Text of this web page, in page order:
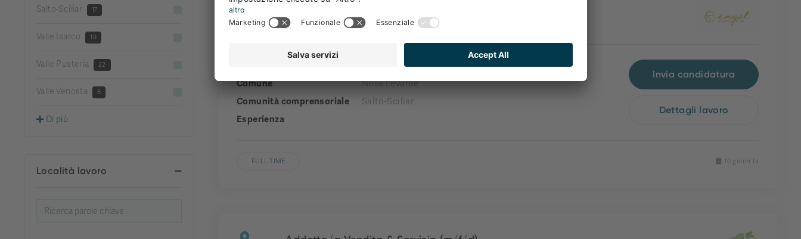
Salto-Sciliar 17
Valle Isarco 19
Valle Pusteria 22
Valle Venosta 6
Di più
Località lavoro
Reception
engel gourmet&spa
Comune
Nova Levante
Comunità comprensoriale
Salto-Sciliar
Esperienza
Invia candidatura
Dettagli lavoro
FULL TIME 10 giorni fa